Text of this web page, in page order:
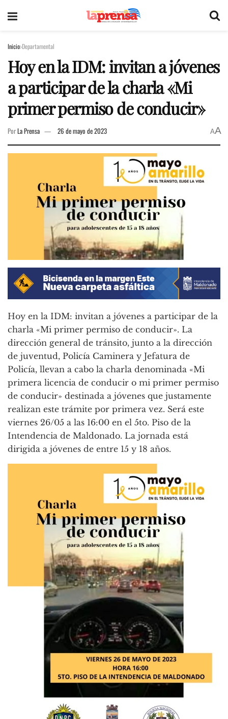
Inicio Departamental
Hoy en la IDM: invitan a jóvenes
a participar de la charla «Mi
primer permiso de conducir»
PorLa Prensa 26 de mayo de 2023 AA
Hoy en la IDM: invitan a jóvenes a participar de la
charla «Mi primer permiso de conducir». La
dirección general de tránsito, junto a la dirección
de juventud, Policía Caminera y Jefatura de
Policía, llevan a cabo la charla denominada «Mi
primera licencia de conducir o mi primer permiso
de conducir» destinada a jóvenes que justamente
realizan este trámite por primera vez. Será este
viernes 26/05 a las 16:00 en el 5to. Piso de la
Intendencia de Maldonado. La jornada está
dirigida a jóvenes de entre 15 y 18 años.